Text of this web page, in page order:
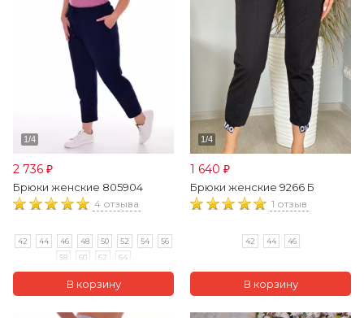
2 736 ₽
Брюки женские 805904
4 отзыва
42 44 46 48 50 52 54
56
58
60 62 64
1 640 ₽
Брюки женские 9266 Б
1 отзыв
42 44 46